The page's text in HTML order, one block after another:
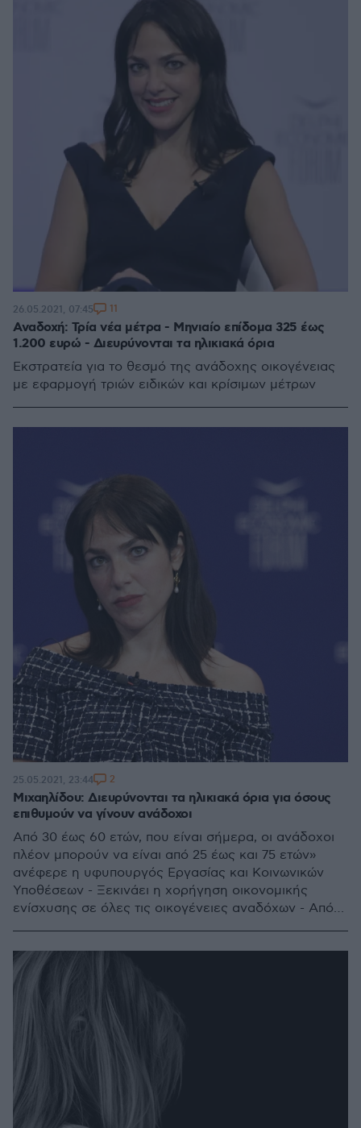
Αναδοχή: Τρία νέα μέτρα - Μηνιαίο επίδομα 325 έως
1.200 ευρώ - Διευρύνονται τα ηλικιακά όρια
Εκστρατεία για το θεσμό της ανάδοχης οικογένειας
με εφαρμογή τριών ειδικών και κρίσιμων μέτρων
26.05.2021, 07:45 11
Μιχαηλίδου: Διευρύνονται τα ηλικιακά όρια για όσους
επιθυμούν να γίνουν ανάδοχοι
Από 30 έως 60 ετών, που είναι σήμερα, οι ανάδοχοι
πλέον μπορούν να είναι από 25 έως και 75 ετών»
ανέφερε η υφυπουργός Εργασίας και Κοινωνικών
Υποθέσεων - Ξεκινάει η χορήγηση οικονομικής
ενίσχυσης σε όλες τις οικογένειες αναδόχων - Από
25.05.2021, 23:44 2